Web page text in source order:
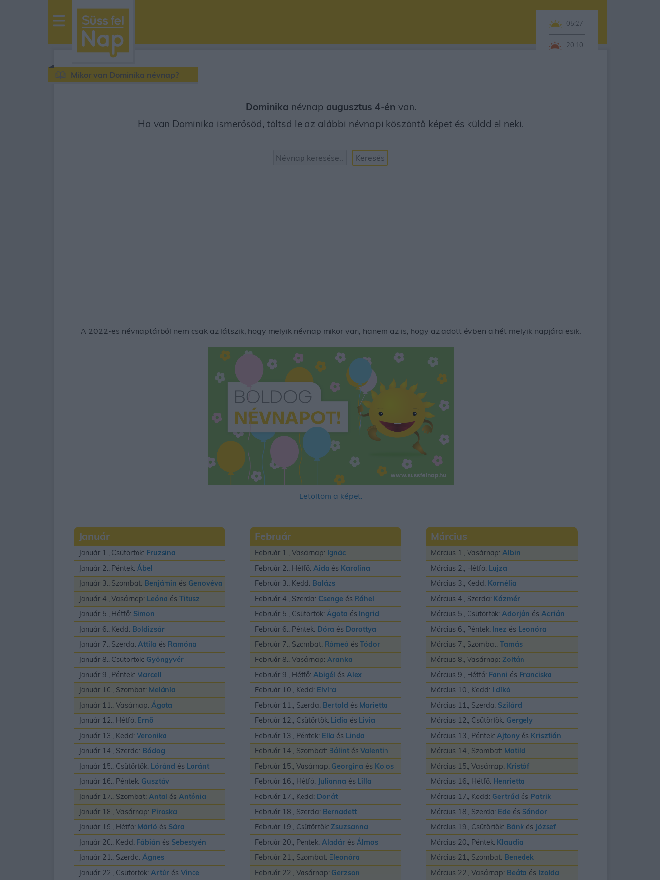
sussfelnap.hu
időjárás
05:27
20:10
Mikor van Dominika névnap?
Dominika névnap augusztus 4-én van.
Ha van Dominika ismerősöd, töltsd le az alábbi névnapi köszöntő képet és küldd el neki.
Keresés
A 2022-es névnaptárból nem csak az látszik, hogy melyik névnap mikor van, hanem az is, hogy az adott évben a hét melyik napjára esik.
Letöltöm a képet.
Január
Január 1., Csütörtök: Fruzsina
Január 2., Péntek: Ábel
Január 3., Szombat: Benjámin és Genovéva
Január 4., Vasárnap: Leóna és Titusz
Január 5., Hétfő: Simon
Január 6., Kedd: Boldizsár
Január 7., Szerda: Attila és Ramóna
Január 8., Csütörtök: Gyöngyvér
Január 9., Péntek: Marcell
Január 10., Szombat: Melánia
Január 11., Vasárnap: Ágota
Január 12., Hétfő: Ernõ
Január 13., Kedd: Veronika
Január 14., Szerda: Bódog
Január 15., Csütörtök: Lóránd és Lóránt
Január 16., Péntek: Gusztáv
Január 17., Szombat: Antal és Antónia
Január 18., Vasárnap: Piroska
Január 19., Hétfő: Márió és Sára
Január 20., Kedd: Fábián és Sebestyén
Január 21., Szerda: Ágnes
Január 22., Csütörtök: Artúr és Vince
Február
Február 1., Vasárnap: Ignác
Február 2., Hétfő: Aida és Karolina
Február 3., Kedd: Balázs
Február 4., Szerda: Csenge és Ráhel
Február 5., Csütörtök: Ágota és Ingrid
Február 6., Péntek: Dóra és Dorottya
Február 7., Szombat: Rómeó és Tódor
Február 8., Vasárnap: Aranka
Február 9., Hétfő: Abigél és Alex
Február 10., Kedd: Elvira
Február 11., Szerda: Bertold és Marietta
Február 12., Csütörtök: Lidia és Livia
Február 13., Péntek: Ella és Linda
Február 14., Szombat: Bálintés Valentin
Február 15., Vasárnap: Georgina és Kolos
Február 16., Hétfő: Julianna és Lilla
Február 17., Kedd: Donát
Február 18., Szerda: Bernadett
Február 19., Csütörtök: Zsuzsanna
Február 20., Péntek: Aladárés Álmos
Február 21., Szombat: Eleonóra
Február 22., Vasárnap: Gerzson
Március
Március 1., Vasárnap:Albin
Március 2., Hétfő: Lujza
Március 3., Kedd: Kornélia
Március 4., Szerda: Kázmér
Március 5., Csütörtök:Adorján ésAdrián
Március 6., Péntek: Inez és Leonóra
Március 7., Szombat:Tamás
Március 8., Vasárnap: Zoltán
Március 9., Hétfő: Fanni és Franciska
Március 10., Kedd: Ildikó
Március 11., Szerda: Szilárd
Március 12., Csütörtök: Gergely
Március 13., Péntek:Ajtony és Krisztián
Március 14., Szombat: Matild
Március 15., Vasárnap: Kristóf
Március 16., Hétfő: Henrietta
Március 17., Kedd: Gertrúd és Patrik
Március 18., Szerda: Ede és Sándor
Március 19., Csütörtök: Bánk és József
Március 20., Péntek: Klaudia
Március 21., Szombat: Benedek
Március 22., Vasárnap: Beáta és Izolda